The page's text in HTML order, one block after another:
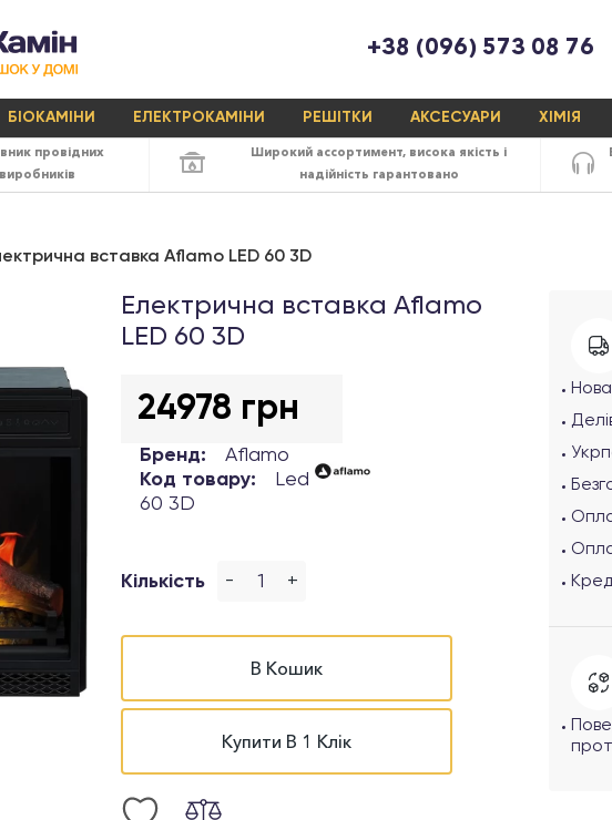
+38 (096) 573 08 76
БІОКАМІНИ ЕЛЕКТРОКАМІНИ РЕШІТКИ АКСЕСУАРИ ХІМІЯ
провідних
Широкий ассортимент, висока якість і
надійність гарантовано
вставка Aflamo LED 60 3D
Електрична вставка Aflamo
LED 60 3D
24978 грн
Бренд:
Aflamo
Код товару:
Led
60 3D
Кількість - +
В Кошик
Купити В 1 Клік